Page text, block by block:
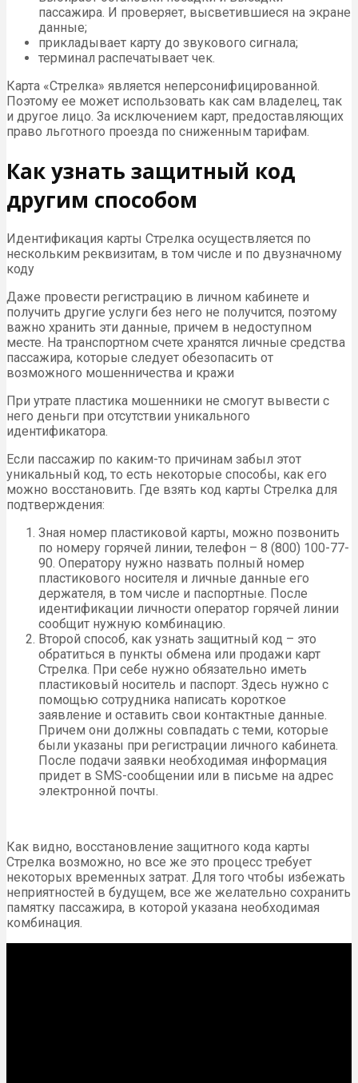
пассажира. И проверяет, высветившиеся на экране
данные;
прикладывает карту до звукового сигнала;
терминал распечатывает чек.
Карта «Стрелка» является неперсонифицированной.
Поэтому ее может использовать как сам владелец, так
и другое лицо. За исключением карт, предоставляющих
право льготного проезда по сниженным тарифам.
Как узнать защитный код
другим способом
Идентификация карты Стрелка осуществляется по
нескольким реквизитам, в том числе и по двузначному
коду
Даже провести регистрацию в личном кабинете и
получить другие услуги без него не получится, поэтому
важно хранить эти данные, причем в недоступном
месте. На транспортном счете хранятся личные средства
пассажира, которые следует обезопасить от
возможного мошенничества и кражи
При утрате пластика мошенники не смогут вывести с
него деньги при отсутствии уникального
идентификатора.
Если пассажир по каким-то причинам забыл этот
уникальный код, то есть некоторые способы, как его
можно восстановить. Где взять код карты Стрелка для
подтверждения:
Зная номер пластиковой карты, можно позвонить
по номеру горячей линии, телефон – 8 (800) 100-77-
90. Оператору нужно назвать полный номер
пластикового носителя и личные данные его
держателя, в том числе и паспортные. После
идентификации личности оператор горячей линии
сообщит нужную комбинацию.
Второй способ, как узнать защитный код – это
обратиться в пункты обмена или продажи карт
Стрелка. При себе нужно обязательно иметь
пластиковый носитель и паспорт. Здесь нужно с
помощью сотрудника написать короткое
заявление и оставить свои контактные данные.
Причем они должны совпадать с теми, которые
были указаны при регистрации личного кабинета.
После подачи заявки необходимая информация
придет в SMS-сообщении или в письме на адрес
электронной почты.
Как видно, восстановление защитного кода карты
Стрелка возможно, но все же это процесс требует
некоторых временных затрат. Для того чтобы избежать
неприятностей в будущем, все же желательно сохранить
памятку пассажира, в которой указана необходимая
комбинация.